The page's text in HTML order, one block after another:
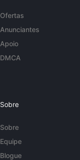
Ofertas
Anunciantes
Apoio
DMCA
Sobre
Sobre
Equipe
Blogue